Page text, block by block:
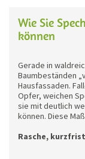
Wie Sie
können
Gerade in
Baumbeständen
Hausfassaden.
Opfer, weichen
sie mit deutlich
können. Diese
Rasche,